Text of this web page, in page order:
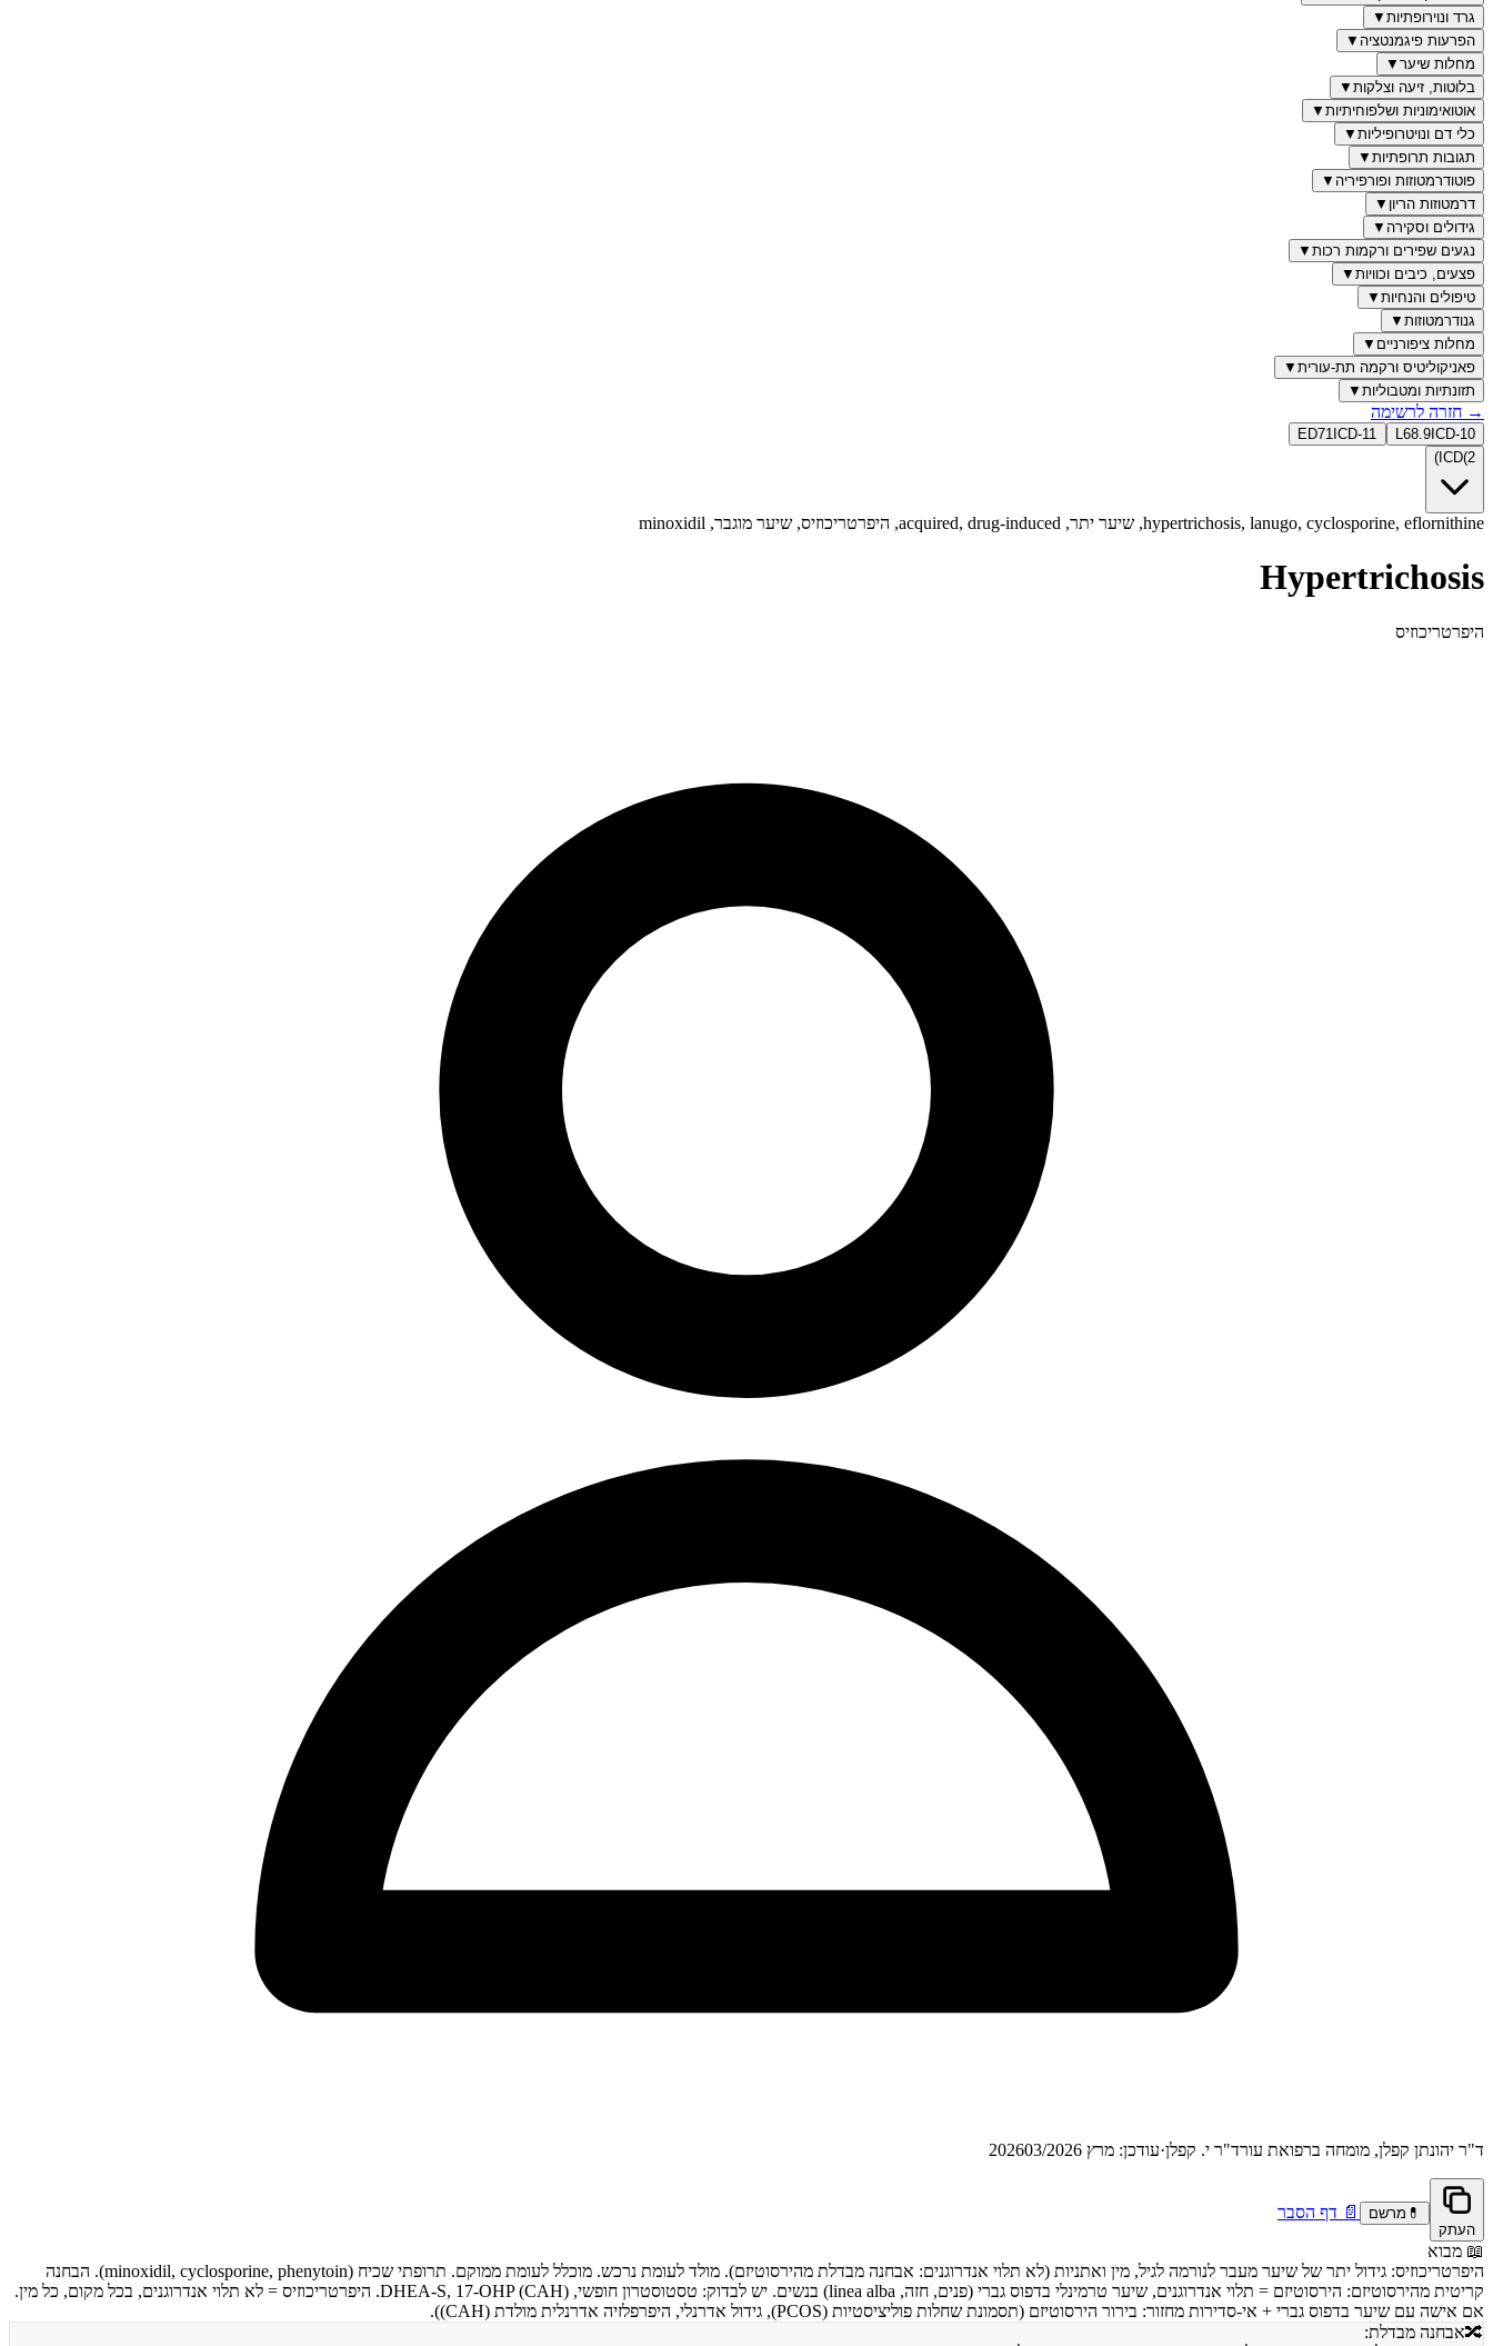
גרד ונוירופתיות ▼
הפרעות פיגמנטציה ▼
מחלות שיער ▼
בלוטות, זיעה וצלקות ▼
אוטואימוניות ושלפוחיתיות ▼
כלי דם ונויטרופיליות ▼
תגובות תרופתיות ▼
פוטודרמטוזות ופורפיריה ▼
דרמטוזות הריון ▼
גידולים וסקירה ▼
נגעים שפירים ורקמות רכות ▼
פצעים, כיבים וכוויות ▼
טיפולים והנחיות ▼
גנודרמטוזות ▼
מחלות ציפורניים ▼
פאניקוליטיס ורקמה תת-עורית ▼
תזונתיות ומטבוליות ▼
→ חזרה לרשימה
L68.9 ICD-10
ED71 ICD-11
ICD(2
)
hypertrichosis, lanugo, cyclosporine, eflornithine, שיער יתר, acquired, drug-induced, היפרטריכוזיס, שיער מוגבר, minoxidil
Hypertrichosis
היפרטריכוזיס
ד"ר יהונתן קפלן, מומחה ברפואת עורד"ר י. קפלן·עודכן: מרץ 2026 03/2026
העתק
💊 מרשם 📄 דף הסבר
📖 מבוא
היפרטריכוזיס: גידול יתר של שיער מעבר לנורמה לגיל, מין ואתניות (לא תלוי אנדרוגנים: אבחנה מבדלת מהירסוטיזם). מולד לעומת נרכש. מוכלל לעומת ממוקם. תרופתי שכיח (minoxidil, cyclosporine, phenytoin). הבחנה
קריטית מהירסוטיזם: הירסוטיזם = תלוי אנדרוגנים, שיער טרמינלי בדפוס גברי (פנים, חזה, linea alba) בנשים. יש לבדוק: טסטוסטרון חופשי, DHEA-S, 17-OHP (CAH). היפרטריכוזיס = לא תלוי אנדרוגנים, בכל מקום, כל מין.
אם אישה עם שיער בדפוס גברי + אי-סדירות מחזור: בירור הירסוטיזם (תסמונת שחלות פוליציסטיות (PCOS), גידול אדרנלי, היפרפלזיה אדרנלית מולדת (CAH)).
🔀אבחנה מבדלת: